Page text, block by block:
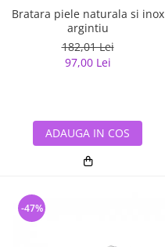
Bratara piele naturala si inox
argintiu
182,01 Lei
97,00 Lei
ADAUGA IN COS
-47%